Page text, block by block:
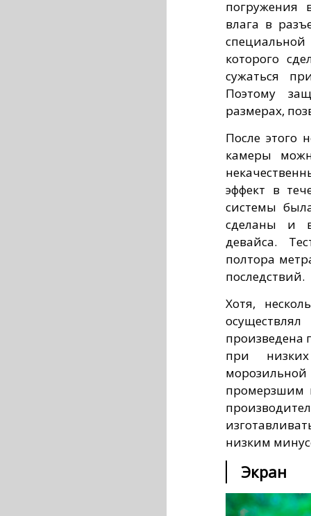
погружения
влага в
которого
сужаться
Поэтому
размерах,
После этого
камеры
эффект в
системы
сделаны и
девайса.
полтора
последствий.
Хотя,
произведена
при
промерзшим
низким
Экран